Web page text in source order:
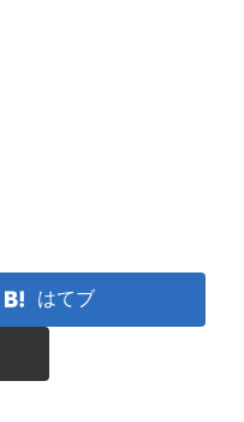
はてブ